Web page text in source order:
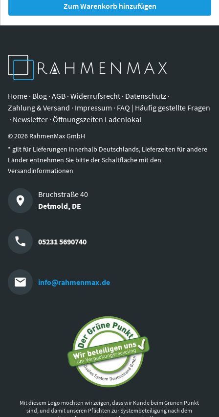
Zum Warenkorb hinzufügen
Home · Blog · AGB · Widerrufsrecht · Datenschutz ·
Zahlung & Versand · Impressum · FAQ | Häufig gestellte Fragen
· Newsletter · Öffnungszeiten Ladenlokal
©2026 RahmenMax GmbH
* gilt für Lieferungen innerhalb Deutschlands, Lieferzeiten für andere
Länder entnehmen Sie bitte der Schaltfläche mit den
Versandinformationen
Bruchstraße 40
Detmold, DE
05231 5690740
info@rahmenmax.de
Mit diesem Logo möchten wir zeigen, dass wir Kunde beim Grünen Punkt
sind, und damit unseren Pflichten zur Systembeteiligung nach dem